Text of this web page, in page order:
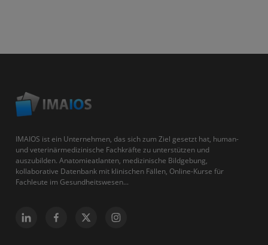
IMAIOS ist ein Unternehmen, das sich zum Ziel gesetzt hat, human-
und veterinärmedizinische Fachkräfte zu unterstützen und
auszubilden. Anatomieatlanten, medizinische Bildgebung,
kollaborative Datenbank mit klinischen Fällen, Online-Kurse für
Fachleute im Gesundheitswesen...